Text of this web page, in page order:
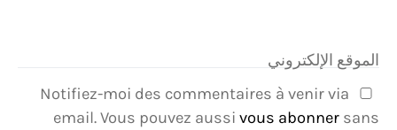
الموقع الإلكتروني
Notifiez-moi des commentaires à venir via
email. Vous pouvez aussi vous abonner sans